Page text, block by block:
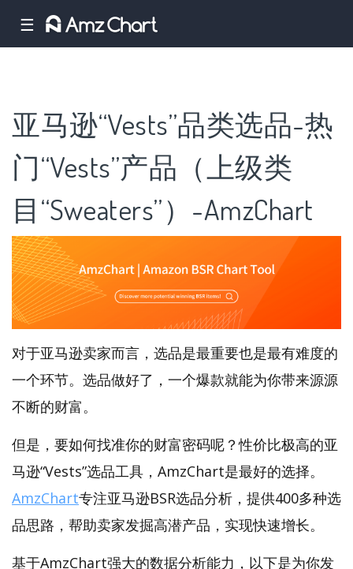
☰
亚马逊“Vests”品类选品-热
门“Vests”产品（上级类
目“Sweaters”）-AmzChart
对于亚马逊卖家而言，选品是最重要也是最有难度的
一个环节。选品做好了，一个爆款就能为你带来源源
不断的财富。
但是，要如何找准你的财富密码呢？性价比极高的亚
马逊“Vests”选品工具，AmzChart是最好的选择。
AmzChart专注亚马逊BSR选品分析，提供400多种选
品思路，帮助卖家发掘高潜产品，实现快速增长。
基于AmzChart强大的数据分析能力，以下是为你发